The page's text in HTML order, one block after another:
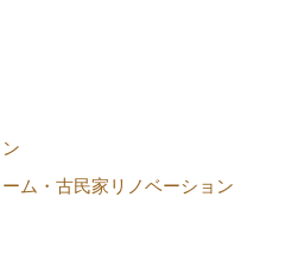
ム・古民家リノベーション